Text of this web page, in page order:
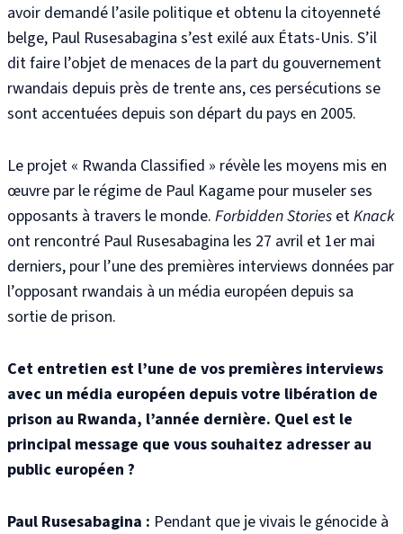
avoir demandé l’asile politique et obtenu la citoyenneté
belge, Paul Rusesabagina s’est exilé aux États-Unis. S’il
dit faire l’objet de menaces de la part du gouvernement
rwandais depuis près de trente ans, ces persécutions se
sont accentuées depuis son départ du pays en 2005.
Le projet « Rwanda Classified » révèle les moyens mis en
œuvre par le régime de Paul Kagame pour museler ses
opposants à travers le monde. Forbidden Stories etKnack
ont rencontré Paul Rusesabagina les 27 avril et 1er mai
derniers, pour l’une des premières interviews données par
l’opposant rwandais à un média européen depuis sa
sortie de prison.
Cet entretien est l’une de vos premières interviews
avec un média européen depuis votre libération de
prison au Rwanda, l’année dernière. Quel est le
principal message que vous souhaitez adresser au
public européen ?
Paul Rusesabagina : Pendant que je vivais le génocide à